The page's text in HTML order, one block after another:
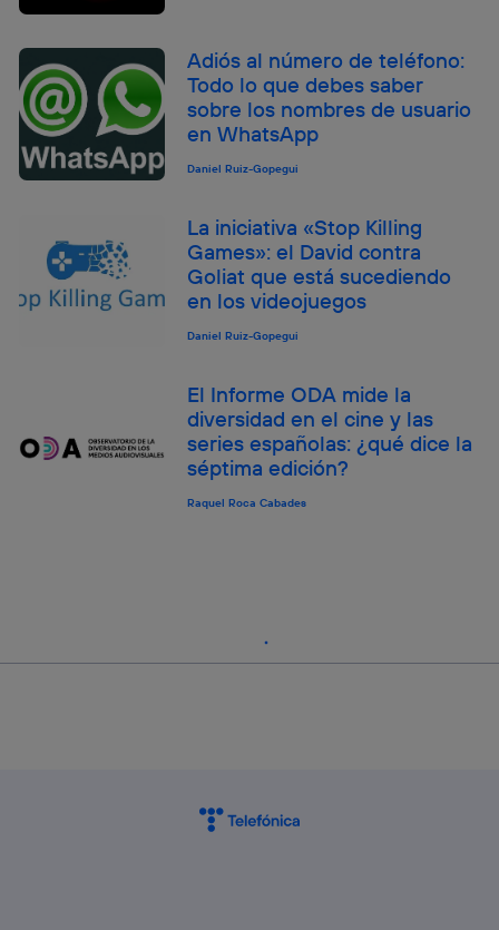
Adiós al número de teléfono:
Todo lo que debes saber
sobre los nombres de usuario
en WhatsApp
Daniel Ruiz-Gopegui
La iniciativa «Stop Killing
Games»: el David contra
Goliat que está sucediendo
en los videojuegos
Daniel Ruiz-Gopegui
El Informe ODA mide la
diversidad en el cine y las
series españolas: ¿qué dice la
séptima edición?
Raquel Roca Cabades